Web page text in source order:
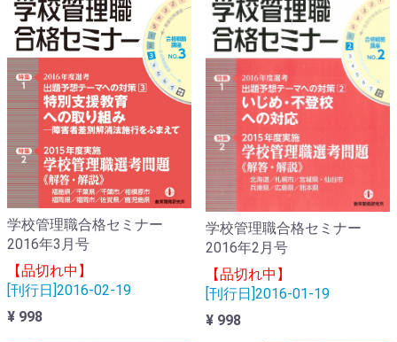
学校管理職合格セミナー
2016年3月号
【品切れ中】
[刊行日]2016-02-19
¥ 998
学校管理職合格セミナー
2016年2月号
【品切れ中】
[刊行日]2016-01-19
¥ 998